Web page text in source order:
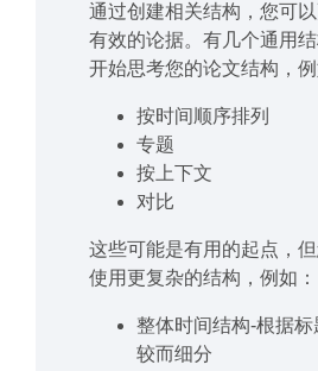
通过创建相关结构，您可
有效的论据。有几个通用
开始思考您的论文结构，例
按时间顺序排列
专题
按上下文
对比
这些可能是有用的起点，
使用更复杂的结构，例如：
整体时间结构-根据
较而细分